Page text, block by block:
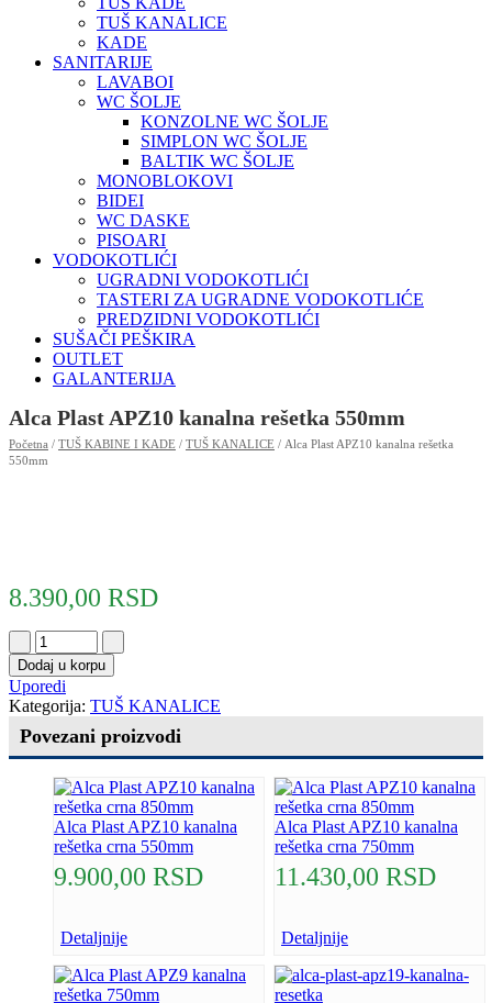
TUŠ KANALICE
KADE
SANITARIJE
LAVABOI
WC ŠOLJE
KONZOLNE WC ŠOLJE
SIMPLON WC ŠOLJE
BALTIK WC ŠOLJE
MONOBLOKOVI
BIDEI
WC DASKE
PISOARI
VODOKOTLIĆI
UGRADNI VODOKOTLIĆI
TASTERI ZA UGRADNE VODOKOTLIĆE
PREDZIDNI VODOKOTLIĆI
SUŠAČI PEŠKIRA
OUTLET
GALANTERIJA
Alca Plast APZ10 kanalna rešetka 550mm
Početna / TUŠ KABINE I KADE / TUŠ KANALICE / Alca Plast APZ10 kanalna rešetka
550mm
8.390,00 RSD
Dodaj u korpu
Uporedi
Kategorija: TUŠ KANALICE
Povezani proizvodi
Alca Plast APZ10 kanalna
rešetka crna 550mm
9.900,00 RSD
Detaljnije
Alca Plast APZ10 kanalna
rešetka crna 750mm
11.430,00 RSD
Detaljnije